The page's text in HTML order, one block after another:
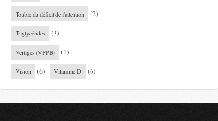
Touble du déficit de l'attention (2)
Triglycérides (3)
Vertiges (VPPB) (1)
Vision (6) Vitamine D (6)